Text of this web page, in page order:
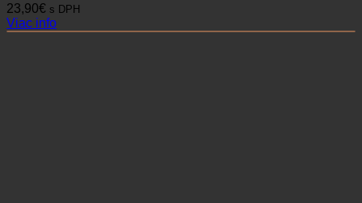
23,90€ s DPH
Viac info